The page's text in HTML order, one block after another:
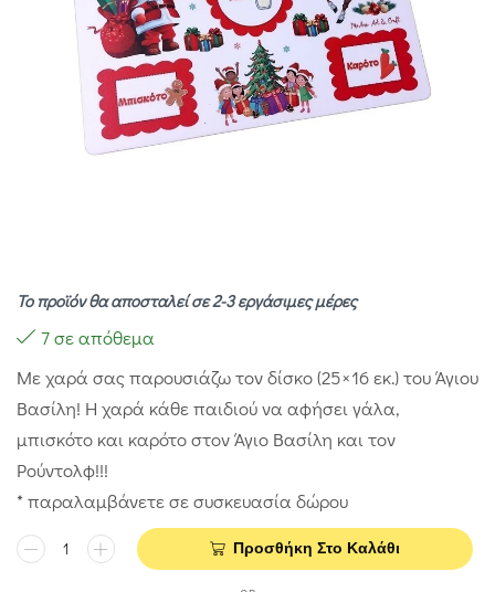
Το προϊόν θα αποσταλεί σε 2-3 εργάσιμες μέρες
7 σε απόθεμα
Με χαρά σας παρουσιάζω τον δίσκο (25×16 εκ.) του Άγιου
Βασίλη! Η χαρά κάθε παιδιού να αφήσει γάλα,
μπισκότο και καρότο στον Άγιο Βασίλη και τον
Ρούντολφ!!!
* παραλαμβάνετε σε συσκευασία δώρου
Προσθήκη Στο Καλάθι